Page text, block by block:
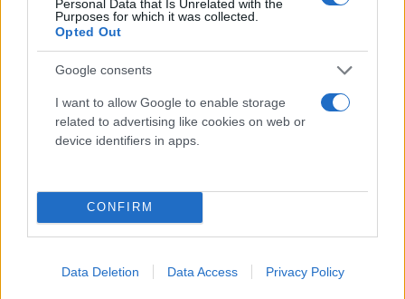
Personal Data that Is Unrelated with the
Purposes for which it was collected.
Opted Out
Google consents
I want to allow Google to enable storage
related to advertising like cookies on web or
device identifiers in apps.
CONFIRM
Data Deletion Data Access Privacy Policy
τον Κρις Μίντλετον ο οποίος και αυτός με τη σειρά
του παίζει με πρόβλημα αφού είχε αποκομίσει ένα
διάστρεμμα από το Game 2, αγωνιζόμενος ωστόσο
στο τρίτο ματς και όντας σπουδαίος με τεράστια
κρίσιμα σουτ (και συνολικά 42 πόντους), που εν
τέλει δεν αρκούσαν.